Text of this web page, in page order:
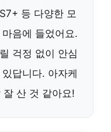
등 다양한 모
음에 들었어요.
걱정 없이 안심
답니다. 아자케
산 것 같아요!